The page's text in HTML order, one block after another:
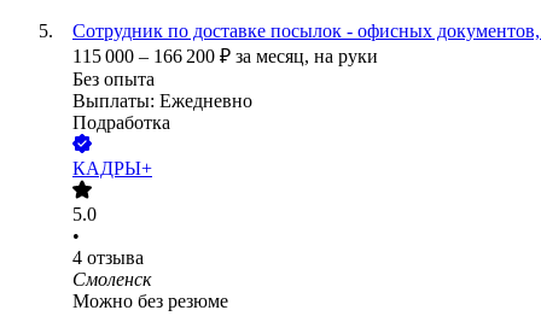
Сотрудник по доставке посылок - офисных
115 000 – 166 200 ₽ за месяц, на руки
Без опыта
Выплаты: Ежедневно
Подработка
КАДРЫ+
5.0
•
4 отзыва
Смоленск
Можно без резюме